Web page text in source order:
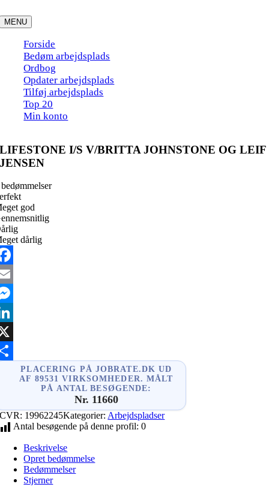
to
content
MENU
Forside
Bedøm arbejdsplads
Ordbog
Opdater arbejdsplads
Tilføj arbejdsplads
Top 20
Min konto
LIFESTONE I/S V/BRITTA JOHNSTONE OG LEIF
JENSEN
god
dårlig
PLACERING PÅ JOBRATE.DK UD
AF 89531 VIRKSOMHEDER. MÅLT
PÅ ANTAL BESØGENDE:
Nr. 11660
CVR: 19962245Kategorier: Arbejdspladser
Antal besøgende på denne profil: 0
Beskrivelse
Opret bedømmelse
Bedømmelser
Stjerner